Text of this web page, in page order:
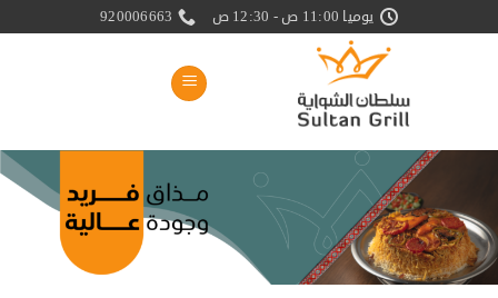
للمحتوى
يوميا 11:00 ص - 12:30 ص 920006663